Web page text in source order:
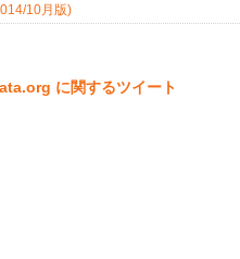
10月版)
に関するツイート